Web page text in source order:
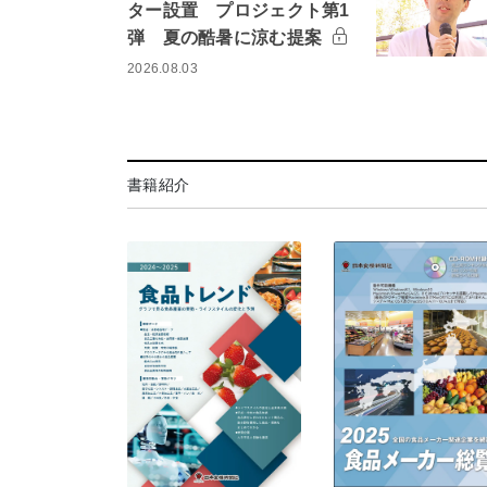
ター設置 プロジェクト第1
弾 夏の酷暑に涼む提案
2026.08.03
書籍紹介